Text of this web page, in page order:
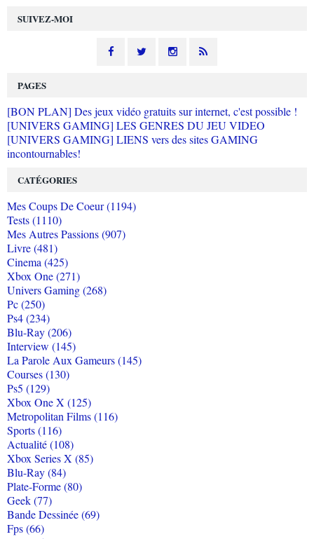
SUIVEZ-MOI
PAGES
[BON PLAN] Des jeux vidéo gratuits sur internet, c'est possible !
[UNIVERS GAMING] LES GENRES DU JEU VIDEO
[UNIVERS GAMING] LIENS vers des sites GAMING
incontournables!
CATÉGORIES
Mes Coups De Coeur (1194)
Tests (1110)
Mes Autres Passions (907)
Livre (481)
Cinema (425)
Xbox One (271)
Univers Gaming (268)
Pc (250)
Ps4 (234)
Blu-Ray (206)
Interview (145)
La Parole Aux Gameurs (145)
Courses (130)
Ps5 (129)
Xbox One X (125)
Metropolitan Films (116)
Sports (116)
Actualité (108)
Xbox Series X (85)
Blu-Ray (84)
Plate-Forme (80)
Geek (77)
Bande Dessinée (69)
Fps (66)